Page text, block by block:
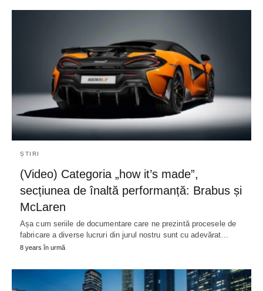
ȘTIRI
(Video) Categoria „how it’s made”,
secțiunea de înaltă performanță: Brabus și
McLaren
Așa cum seriile de documentare care ne prezintă procesele de
fabricare a diverse lucruri din jurul nostru sunt cu adevărat…
8 years în urmă